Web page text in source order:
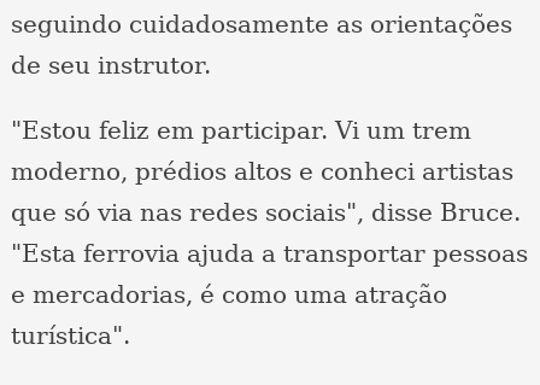
seguindo cuidadosamente as orientações
de seu instrutor.
"Estou feliz em participar. Vi um trem
moderno, prédios altos e conheci artistas
que só via nas redes sociais", disse Bruce.
"Esta ferrovia ajuda a transportar pessoas
e mercadorias, é como uma atração
turística".